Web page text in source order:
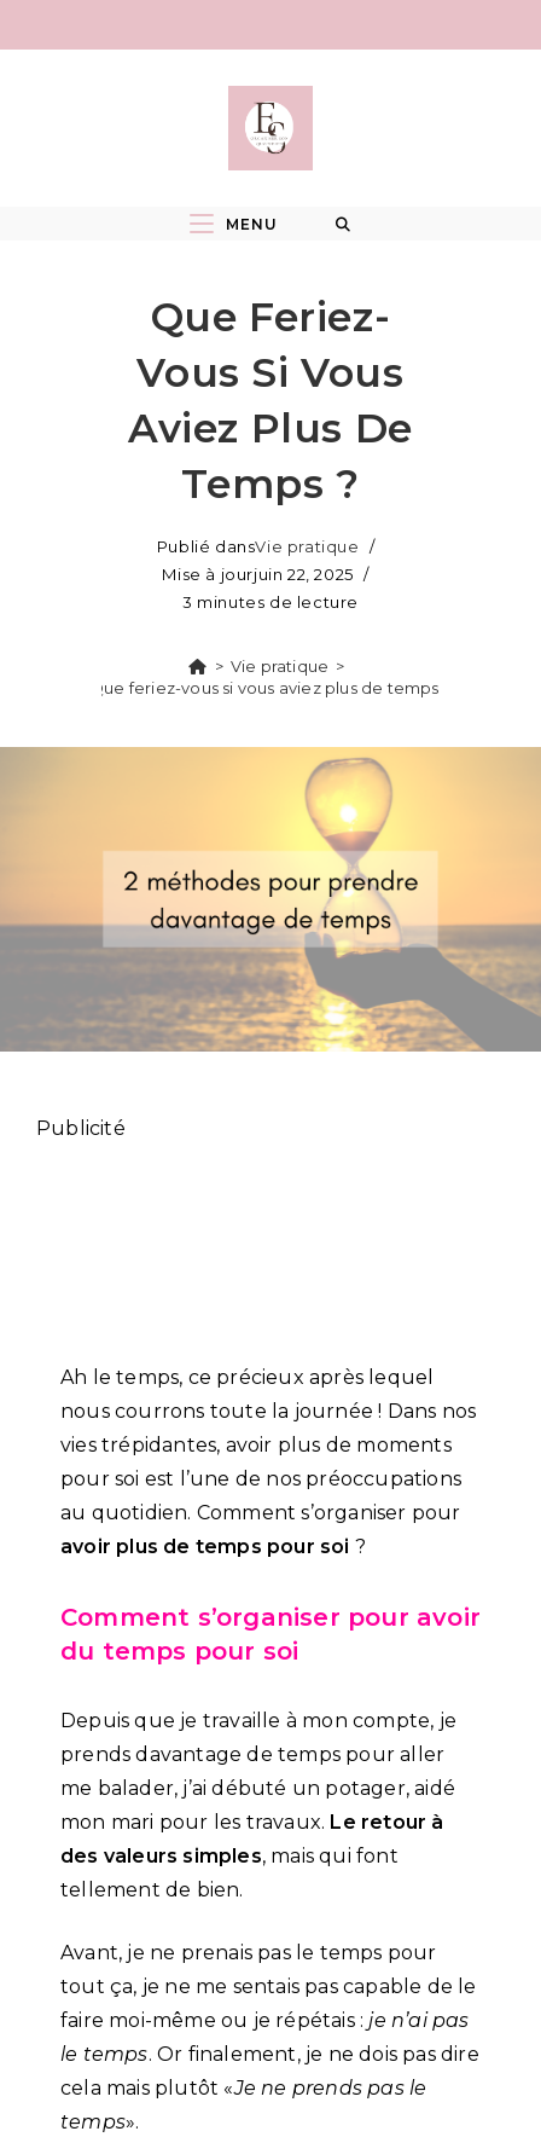
MENU
Que Feriez-
Vous Si Vous
Aviez Plus De
Temps ?
Publié dansVie pratique
Mise à jourjuin 22, 2025
3 minutes de lecture
> Vie pratique >
Que feriez-vous si vous aviez plus de temps ?
Publicité
Ah le temps, ce précieux après lequel
nous courrons toute la journée ! Dans nos
vies trépidantes, avoir plus de moments
pour soi est l’une de nos préoccupations
au quotidien. Comment s’organiser pour
avoir plus de temps pour soi ?
Comment s’organiser pour avoir
du temps pour soi
Depuis que je travaille à mon compte, je
prends davantage de temps pour aller
me balader, j’ai débuté un potager, aidé
mon mari pour les travaux. Le retour à
des valeurs simples, mais qui font
tellement de bien.
Avant, je ne prenais pas le temps pour
tout ça, je ne me sentais pas capable de le
faire moi-même ou je répétais :je n’ai pas
le temps. Or finalement, je ne dois pas dire
cela mais plutôt «Je ne prends pas le
temps».